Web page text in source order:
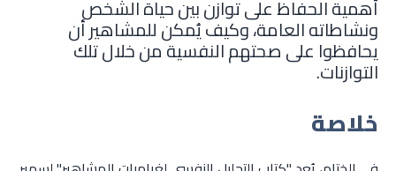
أهمية الحفاظ على توازن بين حياة الشخص
ونشاطاته العامة، وكيف يُمكن للمشاهير أن
يحافظوا على صحتهم النفسية من خلال تلك
التوازنات.
خلاصة